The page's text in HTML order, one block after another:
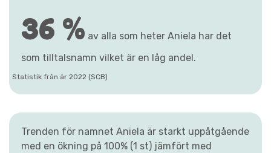
36 % av alla som heter Aniela har det
som tilltalsnamn vilket är en låg andel.
Statistik från år 2022 (SCB)
Trenden för namnet Aniela är starkt uppåtgående
med en ökning på 100% (1 st) jämfört med